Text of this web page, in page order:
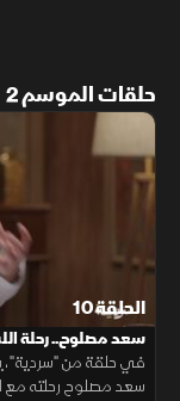
حلقات الموسم 2
الحلقة 10
سعد مصلوح.. رحلة
في حلقة من "سردية"،
سعد مصلوح رحلته مع